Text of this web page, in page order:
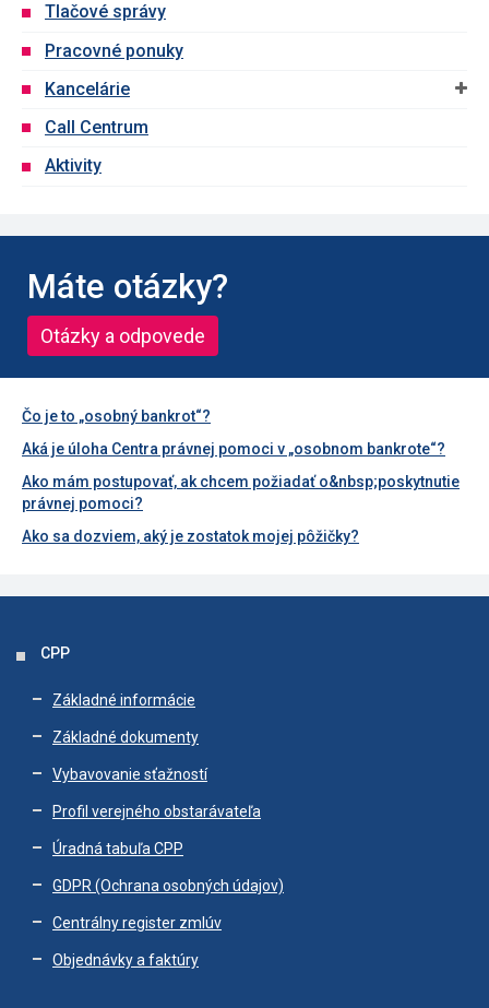
Tlačové správy
Pracovné ponuky
Kancelárie
Call Centrum
Aktivity
Máte otázky?
Otázky a odpovede
Čo je to „osobný bankrot“?
Aká je úloha Centra právnej pomoci v „osobnom bankrote“?
Ako mám postupovať, ak chcem požiadať o&nbsp;poskytnutie
právnej pomoci?
Ako sa dozviem, aký je zostatok mojej pôžičky?
CPP
Základné informácie
Základné dokumenty
Vybavovanie sťažností
Profil verejného obstarávateľa
Úradná tabuľa CPP
GDPR (Ochrana osobných údajov)
Centrálny register zmlúv
Objednávky a faktúry